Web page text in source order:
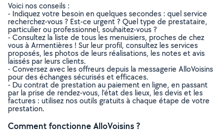
Voici nos conseils :
- Indiquez votre besoin en quelques secondes : quel service
recherchez-vous ? Est-ce urgent ? Quel type de prestataire,
particulier ou professionnel, souhaitez-vous ?
- Consultez la liste de tous les menuisiers, proches de chez
vous à Armentières ! Sur leur profil, consultez les services
proposés, les photos de leurs réalisations, les notes et avis
laissés par leurs clients.
- Conversez avec les offreurs depuis la messagerie AlloVoisins
pour des échanges sécurisés et efficaces.
- Du contrat de prestation au paiement en ligne, en passant
par la prise de rendez-vous, l’état des lieux, les devis et les
factures : utilisez nos outils gratuits à chaque étape de votre
prestation.
Comment fonctionne AlloVoisins ?